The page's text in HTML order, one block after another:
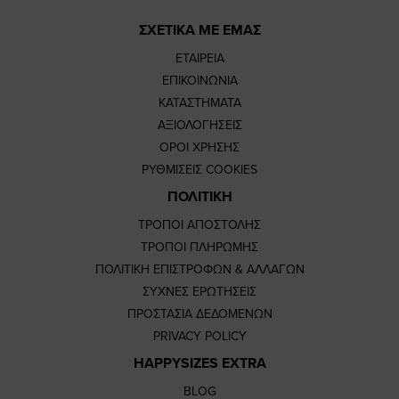
ΣΧΕΤΙΚΑ ΜΕ ΕΜΑΣ
ΕΤΑΙΡΕΙΑ
ΕΠΙΚΟΙΝΩΝΙΑ
ΚΑΤΑΣΤΗΜΑΤΑ
ΑΞΙΟΛΟΓΗΣΕΙΣ
ΟΡΟΙ ΧΡΗΣΗΣ
ΡΥΘΜΙΣΕΙΣ COOKIES
ΠΟΛΙΤΙΚΗ
ΤΡΟΠΟΙ ΑΠΟΣΤΟΛΗΣ
ΤΡΟΠΟΙ ΠΛΗΡΩΜΗΣ
ΠΟΛΙΤΙΚΗ ΕΠΙΣΤΡΟΦΩΝ & ΑΛΛΑΓΩΝ
ΣΥΧΝΕΣ ΕΡΩΤΗΣΕΙΣ
ΠΡΟΣΤΑΣΙΑ ΔΕΔΟΜΕΝΩΝ
PRIVACY POLICY
HAPPYSIZES EXTRA
BLOG